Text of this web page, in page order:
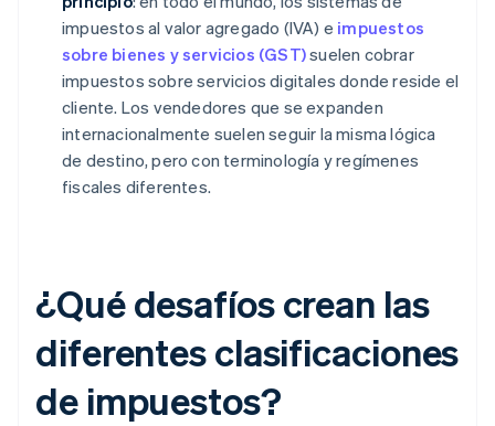
impuestos al valor agregado (IVA) e impuestos
sobre bienes y servicios (GST)suelen cobrar
impuestos sobre servicios digitales donde reside el
cliente. Los vendedores que se expanden
internacionalmente suelen seguir la misma lógica
de destino, pero con terminología y regímenes
fiscales diferentes.
¿Qué desafíos crean las
diferentes clasificaciones
de impuestos?